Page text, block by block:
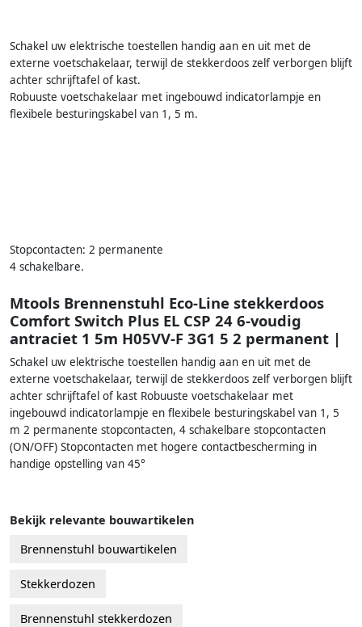
Schakel uw elektrische toestellen handig aan en uit met de
externe voetschakelaar, terwijl de stekkerdoos zelf verborgen blijft
achter schrijftafel of kast.
Robuuste voetschakelaar met ingebouwd indicatorlampje en
flexibele besturingskabel van 1, 5 m.
Stopcontacten: 2 permanente
4 schakelbare.
Mtools Brennenstuhl Eco-Line stekkerdoos
Comfort Switch Plus EL CSP 24 6-voudig
antraciet 1 5m H05VV-F 3G1 5 2 permanent |
Schakel uw elektrische toestellen handig aan en uit met de
externe voetschakelaar, terwijl de stekkerdoos zelf verborgen blijft
achter schrijftafel of kast Robuuste voetschakelaar met
ingebouwd indicatorlampje en flexibele besturingskabel van 1, 5
m 2 permanente stopcontacten, 4 schakelbare stopcontacten
(ON/OFF) Stopcontacten met hogere contactbescherming in
handige opstelling van 45°
Bekijk relevante bouwartikelen
Brennenstuhl bouwartikelen
Stekkerdozen
Brennenstuhl stekkerdozen